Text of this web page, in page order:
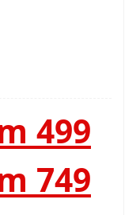
499
749